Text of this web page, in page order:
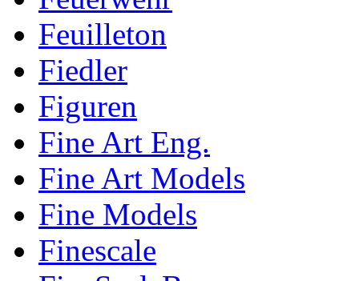
Feuilleton
Fiedler
Figuren
Fine Art Eng.
Fine Art Models
Fine Models
Finescale